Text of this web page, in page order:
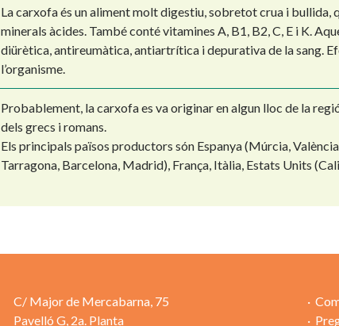
La carxofa és un aliment molt digestiu, sobretot crua i bullida,
minerals àcides. També conté vitamines A, B1, B2, C, E i K.
diürètica, antireumàtica, antiartrítica i depurativa de la sang.
l’organisme.
Probablement, la carxofa es va originar en algun lloc de la
dels grecs i romans.
Els principals països productors són Espanya (Múrcia,
Tarragona, Barcelona, Madrid), França, Itàlia, Estats Units
C/ Major de Mercabarna, 75
Pavelló G, 2a. Planta